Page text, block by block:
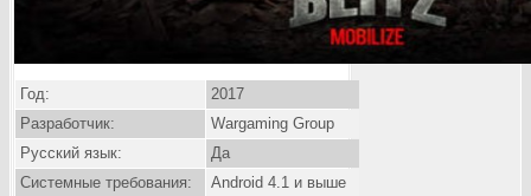
Год:
2017
Разработчик:
Wargaming Group
Русский язык:
Да
Системные требования:
Android 4.1 и выше